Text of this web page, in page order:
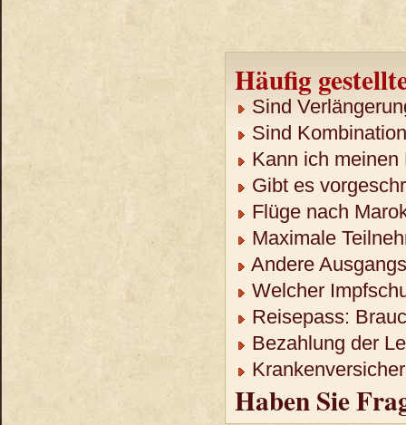
Häufig
Sind
Sind
Kann ich meinen
Gibt es
Flüge nach
Maximale
Andere
Welcher
Reisepass:
Bezahlung der
Haben Sie